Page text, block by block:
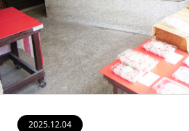
2025.12.25
2025.12.04
2023.06.01
2022.12.07